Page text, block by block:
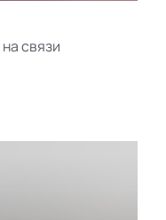
связи